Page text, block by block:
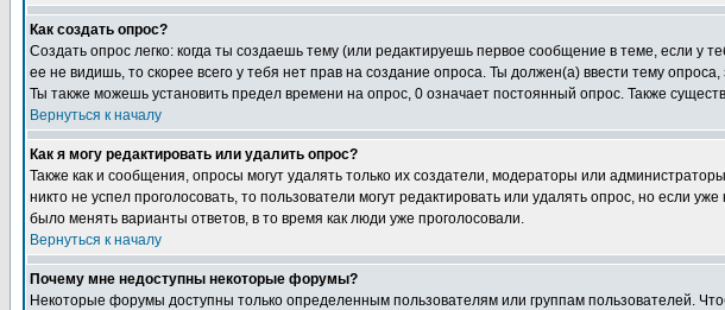
Как создать опрос?
Создать опрос легко: когда ты создаешь тему (или редактируешь первое сообщение в теме, если
ее не видишь, то скорее всего у тебя нет прав на создание опроса. Ты должен(а) ввести тему
Ты также можешь установить предел времени на опрос, 0 означает постоянный опрос. Также
Вернуться к началу
Как я могу редактировать или удалить опрос?
Также как и сообщения, опросы могут удалять только их создатели, модераторы или
никто не успел проголосовать, то пользователи могут редактировать или удалять опрос, но если
было менять варианты ответов, в то время как люди уже проголосовали.
Вернуться к началу
Почему мне недоступны некоторые форумы?
Некоторые форумы доступны только определенным пользователям или группам пользователей.